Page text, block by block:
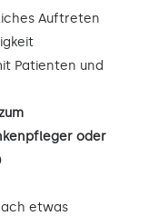
Auftreten
Patienten und
oder
etwas